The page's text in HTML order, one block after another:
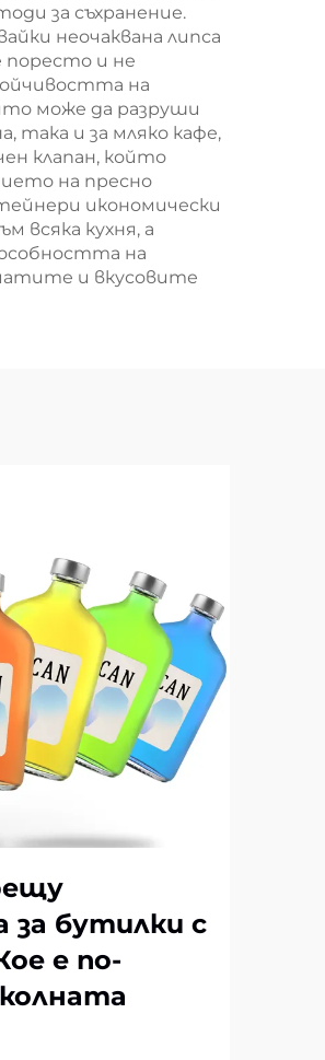
за съхранение.
неочаквана липса
поресто и не
на
може да разруши
така и за мляко кафе,
клапан, който
на пресно
икономически
всяка кухня, а
на
и вкусовите
за бутилки с
е по-